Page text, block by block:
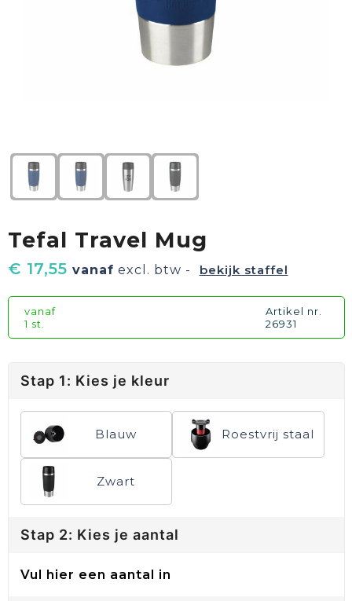
Kinderen, Peuters & Baby's
Vrije tijd en Strand
Tefal Travel Mug
€ 17,55 vanaf excl. btw - bekijk staffel
vanaf
1 st.
Artikel nr.
26931
Stap 1: Kies je kleur
Blauw Roestvrij staal
Zwart
Stap 2: Kies je aantal
Vul hier een aantal in